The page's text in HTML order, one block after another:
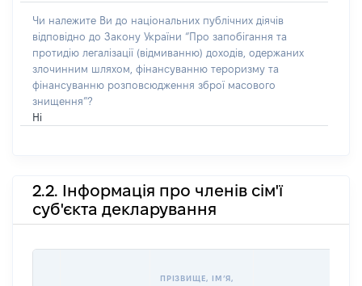
Чи належите Ви до національних публічних діячів
відповідно до Закону України “Про запобігання та
протидію легалізації (відмиванню) доходів, одержаних
злочинним шляхом, фінансуванню тероризму та
фінансуванню розповсюдження зброї масового
знищення”?
Ні
2.2. Інформація про членів сім'ї
суб'єкта декларування
ПРІЗВИЩЕ, ІМʼЯ,